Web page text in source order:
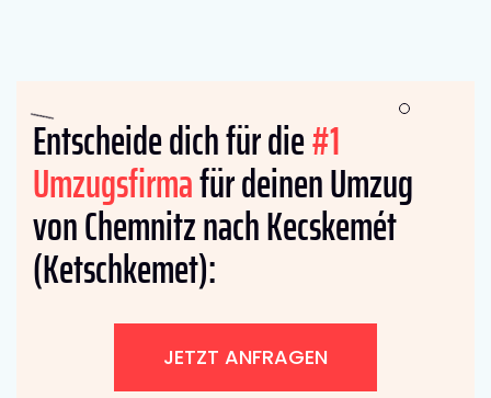
Entscheide dich für die#1
Umzugsfirmafür deinen Umzug
von Chemnitz nach Kecskemét
(Ketschkemet):
JETZT ANFRAGEN